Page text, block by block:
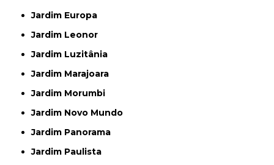
Jardim Europa
Jardim Leonor
Jardim Luzitânia
Jardim Marajoara
Jardim Morumbi
Jardim Novo Mundo
Jardim Panorama
Jardim Paulista